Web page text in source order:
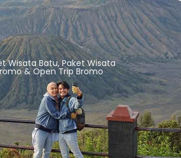
Wisata Batu, Paket Wisata
& Open Trip Bromo